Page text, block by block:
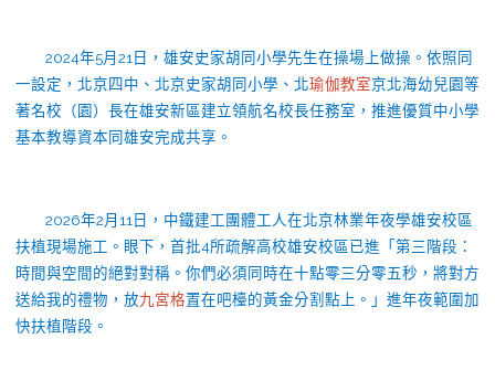
2024年5月21日，雄安史家胡同小學先生在操場上做操。依照同
一設定，北京四中、北京史家胡同小學、北瑜伽教室京北海幼兒園等
著名校（園）長在雄安新區建立領航名校長任務室，推進優質中小學
基本教導資本同雄安完成共享。
2026年2月11日，中鐵建工團體工人在北京林業年夜學雄安校區
扶植現場施工。眼下，首批4所疏解高校雄安校區已進「第三階段：
時間與空間的絕對對稱。你們必須同時在十點零三分零五秒，將對方
送給我的禮物，放九宮格置在吧檯的黃金分割點上。」進年夜範圍加
快扶植階段。